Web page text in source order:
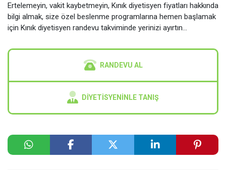
Ertelemeyin, vakit kaybetmeyin, Kınık diyetisyen fiyatları hakkında
bilgi almak, size özel beslenme programlarına hemen başlamak
için Kınık diyetisyen randevu takviminde yerinizi ayırtın...
RANDEVU AL
DIYETISYENINLE TANIŞ